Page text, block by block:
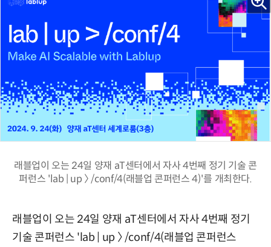
래블업이 오는 24일 양재 aT센터에서 자사 4번째 정기 기술 콘
퍼런스 'lab | up 〉 /conf/4(래블업 콘퍼런스 4)'를 개최한다.
래블업이 오는 24일 양재 aT센터에서 자사 4번째 정기
기술 콘퍼런스 'lab | up 〉 /conf/4(래블업 콘퍼런스